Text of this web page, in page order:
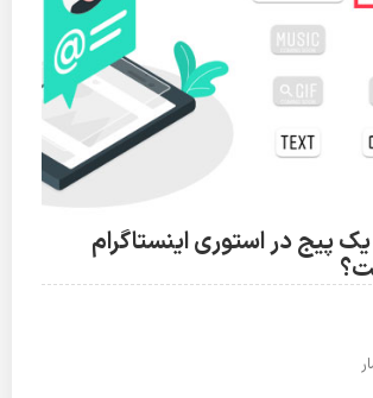
پیج در استوری اينستاگرام